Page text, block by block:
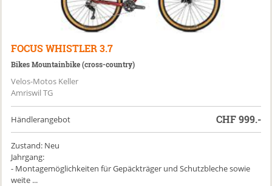
FOCUS WHISTLER 3.7
Bikes Mountainbike (cross-country)
Velos-Motos Keller
Amriswil TG
Händlerangebot CHF999.-
Zustand: Neu
Jahrgang:
- Montagemöglichkeiten für Gepäckträger und Schutzbleche sowie
weite ...